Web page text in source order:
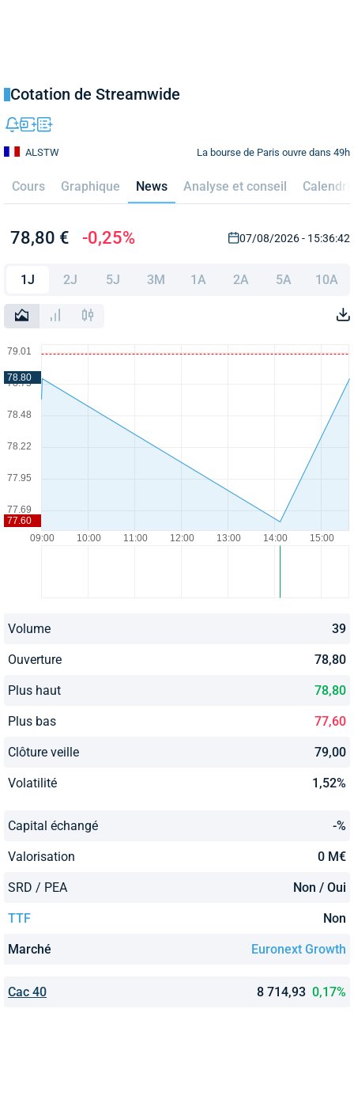
Cotation de Streamwide
La bourse de Paris ouvre dans 49h
ALSTW
Cours Graphique News Analyse et conseil
78,80 € -0,25% 07/08/2026 - 15:36:42
1J 2J 5J 3M 1A 2A 5A 10A
Volume 39
Ouverture 78,80
Plus haut 78,80
Plus bas 77,60
Clôture veille 79,00
Volatilité 1,52%
Capital échangé -%
Valorisation 0 M€
SRD / PEA Non / Oui
TTF Non
Marché Euronext Growth
Cac 40 8 714,93 0,17%